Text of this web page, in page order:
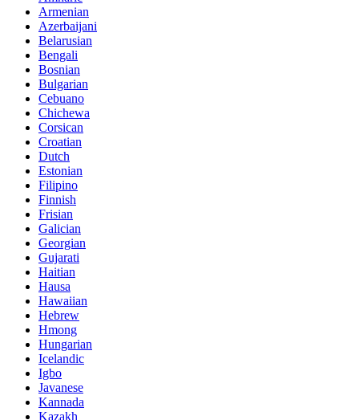
Armenian
Azerbaijani
Belarusian
Bengali
Bosnian
Bulgarian
Cebuano
Chichewa
Corsican
Croatian
Dutch
Estonian
Filipino
Finnish
Frisian
Galician
Georgian
Gujarati
Haitian
Hausa
Hawaiian
Hebrew
Hmong
Hungarian
Icelandic
Igbo
Javanese
Kannada
Kazakh